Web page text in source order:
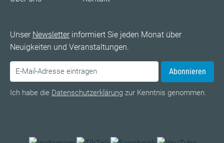
Unser Newsletterinformiert Sie jeden Monat über
Neuigkeiten und Veranstaltungen.
Abonnieren
Ich habe die Datenschutzerklärung zur Kenntnis genommen.